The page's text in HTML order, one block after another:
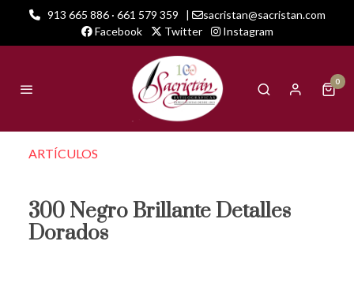
913 665 886 · 661 579 359 |
sacristan@sacristan.com
Facebook
Twitter Instagram
0
ARTÍCULOS
300 Negro Brillante Detalles
Dorados